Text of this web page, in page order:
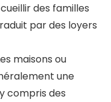
des familles
par des loyers
maisons ou
une
compris des